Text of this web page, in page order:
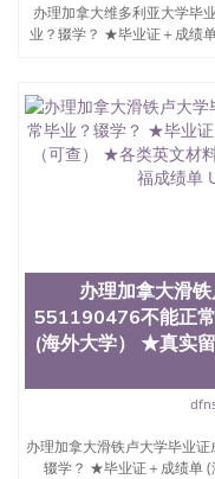
办理加拿大维多利亚大学毕
业？辍学？ ★毕业证＋成绩
办理加拿大滑
551190476不能正
(海外大学） ★真实
办理加拿大滑铁卢大学毕业
辍学？ ★毕业证＋成绩单